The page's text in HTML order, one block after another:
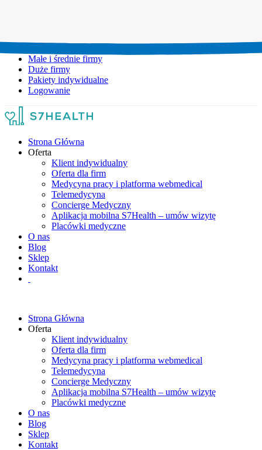
Małe i średnie firmy
Duże firmy
Pakiety indywidualne
Logowanie
Strona Główna
Oferta
Klient indywidualny
Oferta dla firm
Medycyna pracy i platforma webmedical
Telemedycyna
Concierge Medyczny
Aplikacja mobilna S7Health – umów wizytę
Placówki medyczne
O nas
Blog
Sklep
Kontakt
Strona Główna
Oferta
Klient indywidualny
Oferta dla firm
Medycyna pracy i platforma webmedical
Telemedycyna
Concierge Medyczny
Aplikacja mobilna S7Health – umów wizytę
Placówki medyczne
O nas
Blog
Sklep
Kontakt